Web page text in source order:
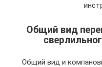
Общий вид
Общий вид и